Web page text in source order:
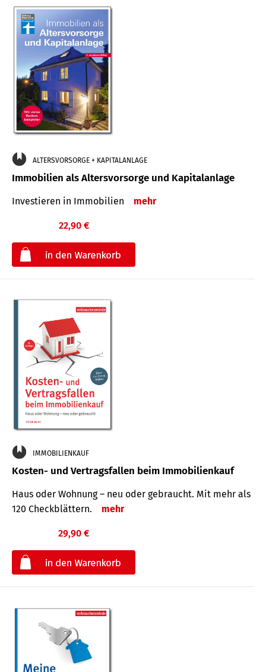
ALTERSVORSORGE + KAPITALANLAGE
Immobilien als Altersvorsorge und Kapitalanlage
Investieren in Immobilien mehr
22,90 €
IMMOBILIENKAUF
Kosten- und Vertragsfallen beim Immobilienkauf
Haus oder Wohnung – neu oder gebraucht. Mit mehr als
120 Check­blättern.
mehr
29,90 €